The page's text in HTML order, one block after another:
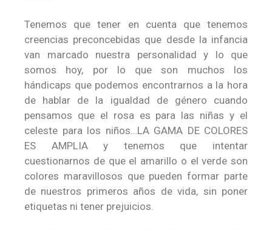
Tenemos que tener en cuenta que tenemos
creencias preconcebidas que desde la infancia
van marcado nuestra personalidad y lo que
somos hoy, por lo que son muchos los
hándicaps que podemos encontrarnos a la hora
de hablar de la igualdad de género cuando
pensamos que el rosa es para las niñas y el
celeste para los niños…LA GAMA DE COLORES
ES AMPLIA y tenemos que intentar
cuestionarnos de que el amarillo o el verde son
colores maravillosos que pueden formar parte
de nuestros primeros años de vida, sin poner
etiquetas ni tener prejuicios.